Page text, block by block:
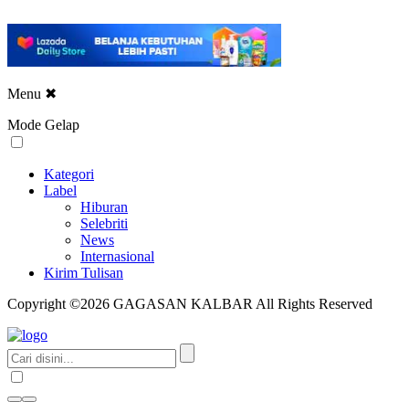
Menu ✖
Mode Gelap
Kategori
Label
Hiburan
Selebriti
News
Internasional
Kirim Tulisan
Copyright ©2026 GAGASAN KALBAR All Rights Reserved